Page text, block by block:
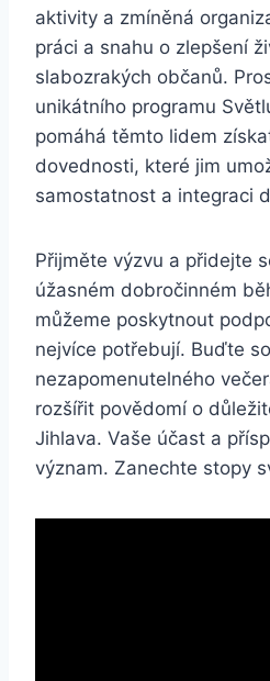
aktivity a zmíněná
práci ⁤a​ snahu o ​zlepšení
slabozrakých občanů.
unikátního ‍programu
pomáhá těmto ‍lidem
dovednosti,‌ které jim
samostatnost a‍ integraci
Přijměte výzvu a přidejte
úžasném dobročinném
můžeme poskytnout
nejvíce potřebují. Buďte
nezapomenutelného
rozšířit povědomí ‌o
Jihlava.⁤ Vaše účast a
význam. Zanechte stopy